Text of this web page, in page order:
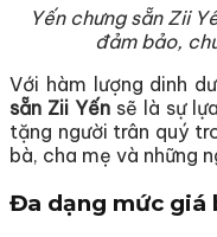
Yến chưng sẵn Zii
đảm bảo,
Với hàm lượng dinh
sẵn Zii Yến sẽ là sự
tặng người trân quý
bà, cha mẹ và những
Đa dạng mức giá